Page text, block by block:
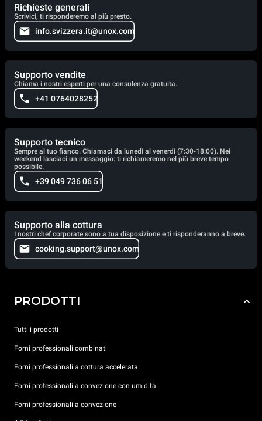
Richieste generali
Scrivici, ti risponderemo al più presto.
info.svizzera.it@unox.com
Supporto vendite
Chiama i nostri esperti per una consulenza gratuita.
+41 0764028252
Supporto tecnico
Sempre al tuo fianco. Chiamaci da lunedì al venerdì (7:30-18:00). Nei
weekend lasciaci un messaggio: ti richiameremo nel più breve tempo
possibile.
+39 049 736 06 51
Supporto alla cottura
I nostri chef corporate sono a tua disposizione e ti risponderanno a breve.
cooking.support@unox.com
PRODOTTI
Tutti i prodotti
Forni professionali combinati
Forni professionali a cottura accelerata
Forni professionali a convezione con umidità
Forni professionali a convezione